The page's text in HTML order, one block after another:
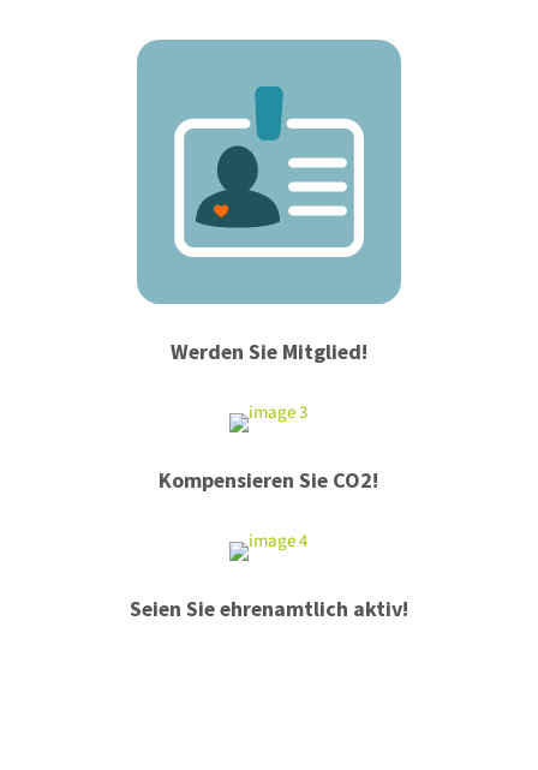
Werden Sie Mitglied!
Kompensieren Sie CO2!
Seien Sie ehrenamtlich aktiv!